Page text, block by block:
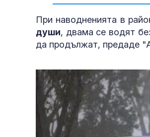
При наводненията в
души, двама се водят
да продължат, предаде